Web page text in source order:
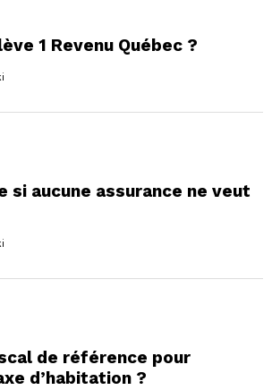
1 Revenu Québec ?
si aucune assurance ne veut
de référence pour
d’habitation ?